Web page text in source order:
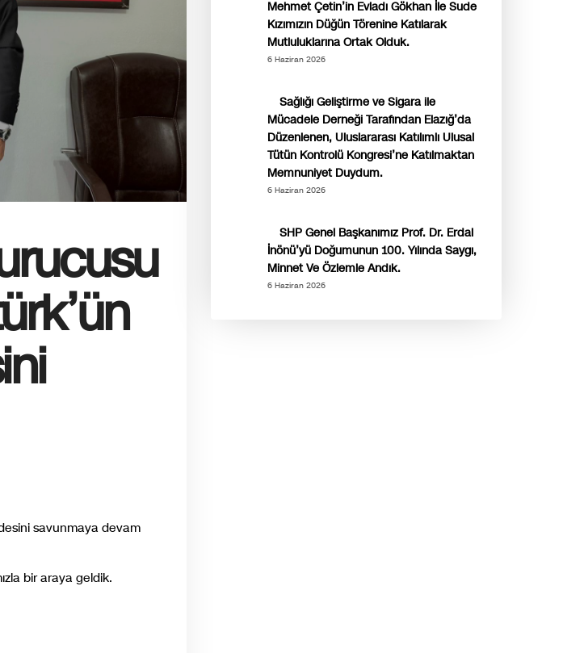
savunmaya devam
bir araya geldik.
Mehmet Çetin’in Evladı Gökhan İle Sude
Kızımızın Düğün Törenine Katılarak
Mutluluklarına Ortak Olduk.
6 Haziran 2026
Sağlığı Geliştirme ve Sigara ile
Mücadele Derneği Tarafından Elazığ’da
Düzenlenen, Uluslararası Katılımlı Ulusal
Tütün Kontrolü Kongresi’ne Katılmaktan
Memnuniyet Duydum.
6 Haziran 2026
SHP Genel Başkanımız Prof. Dr. Erdal
İnönü’yü Doğumunun 100. Yılında Saygı,
Minnet Ve Özlemle Andık.
6 Haziran 2026